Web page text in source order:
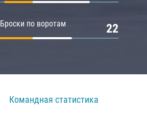
Броски по воротам 22
Командная статистика